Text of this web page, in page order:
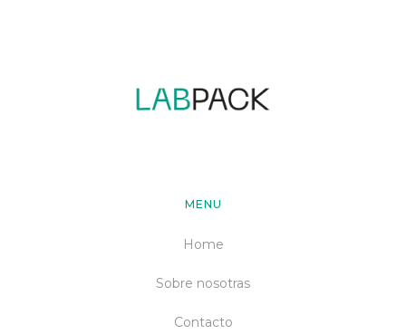
MENU
Home
Sobre nosotras
Contacto